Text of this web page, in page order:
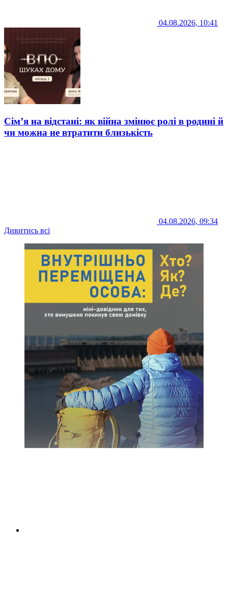
04.08.2026, 10:41
Сім’я на відстані: як війна змінює ролі в родині й
чи можна не втратити близькість
04.08.2026, 09:34
Дивитись всі